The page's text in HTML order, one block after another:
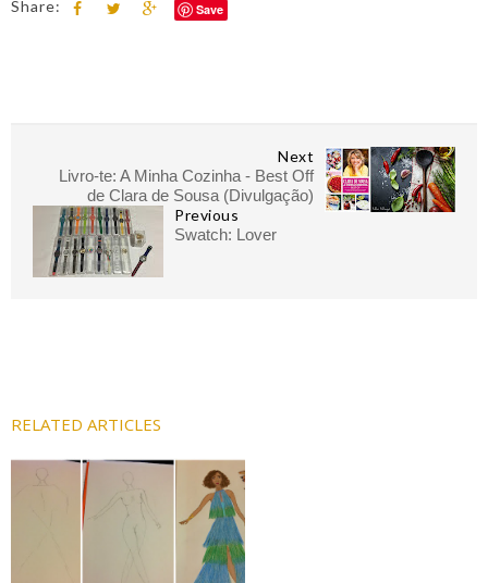
Share: Save
Next
Livro-te: A Minha Cozinha - Best Off
de Clara de Sousa (Divulgação)
Previous
Swatch: Lover
RELATED ARTICLES